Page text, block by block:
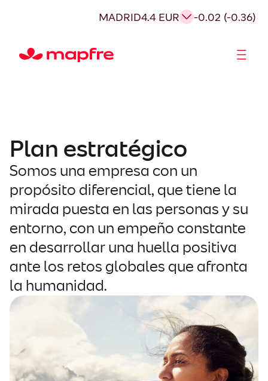
MADRID4.4 EUR -0.02 (-0.36)
Plan estratégico
Somos una empresa con un
propósito diferencial, que tiene la
mirada puesta en las personas y su
entorno, con un empeño constante
en desarrollar una huella positiva
ante los retos globales que afronta
la humanidad.